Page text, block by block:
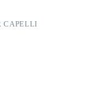
CAPELLI